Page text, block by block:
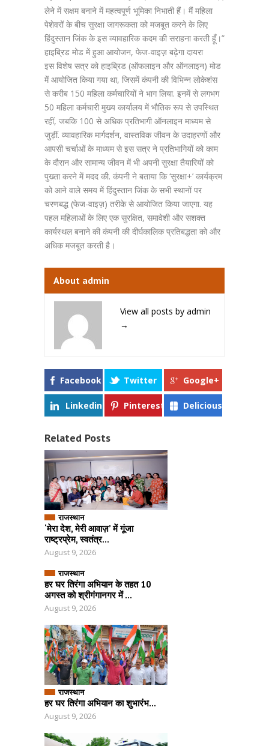
लेने में सक्षम बनाने में महत्वपूर्ण भूमिका निभाती हैं। मैं महिला
पेशेवरों के बीच सुरक्षा जागरूकता को मजबूत करने के लिए
हिंदुस्तान जिंक के इस व्यावहारिक कदम की सराहना करती हूँ।”
हाइब्रिड मोड में हुआ आयोजन, फेज-वाइज़ बढ़ेगा दायरा
इस विशेष सत्र को हाइब्रिड (ऑफलाइन और ऑनलाइन) मोड
में आयोजित किया गया था, जिसमें कंपनी की विभिन्न लोकेशंस
से करीब 150 महिला कर्मचारियों ने भाग लिया. इनमें से लगभग
50 महिला कर्मचारी मुख्य कार्यालय में भौतिक रूप से उपस्थित
रहीं, जबकि 100 से अधिक प्रतिभागी ऑनलाइन माध्यम से
जुड़ीं. व्यावहारिक मार्गदर्शन, वास्तविक जीवन के उदाहरणों और
आपसी चर्चाओं के माध्यम से इस सत्र ने प्रतिभागियों को काम
के दौरान और सामान्य जीवन में भी अपनी सुरक्षा तैयारियों को
पुख्ता करने में मदद की. कंपनी ने बताया कि ‘सुरक्षा+’ कार्यक्रम
को आने वाले समय में हिंदुस्तान जिंक के सभी स्थानों पर
चरणबद्ध (फेज-वाइज़) तरीके से आयोजित किया जाएगा. यह
पहल महिलाओं के लिए एक सुरक्षित, समावेशी और सशक्त
कार्यस्थल बनाने की कंपनी की दीर्घकालिक प्रतिबद्धता को और
अधिक मजबूत करती है।
About admin
View all posts by admin
→
Facebook Twitter Google+
Linkedin Pinterest Delicious
Related Posts
राजस्थान
‘मेरा देश, मेरी आवाज़’ में गूंजा
राष्ट्रप्रेम, स्वतंत्र...
August 9, 2026
राजस्थान
हर घर तिरंगा अभियान के तहत 10
अगस्त को श्रीगंगानगर में ...
August 9, 2026
राजस्थान
हर घर तिरंगा अभियान का शुभारंभ...
August 9, 2026